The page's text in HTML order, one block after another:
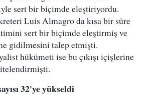
sert bir biçimde eleştiriyordu.
Luis Almagro da kısa bir süre
sert bir biçimde eleştirmiş ve
gidilmesini talep etmişti.
hükümeti ise bu çıkışı içişlerine
32'ye yükseldi